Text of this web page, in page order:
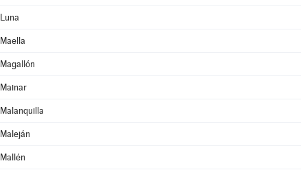
Luna
Maella
Magallón
Mainar
Malanquilla
Maleján
Mallén